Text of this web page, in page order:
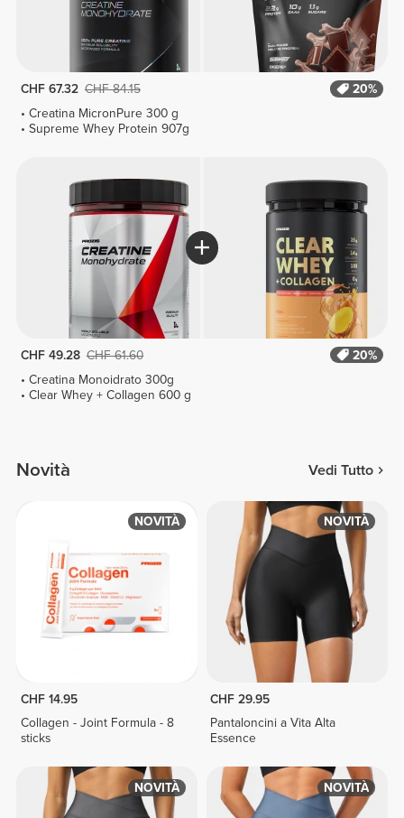
CHF 67.32 CHF 84.15
20%
Creatina MicronPure 300 g
Supreme Whey Protein 907g
CHF 49.28 CHF 61.60
20%
Creatina Monoidrato 300g
Clear Whey + Collagen 600 g
Novità Vedi Tutto
NOVITÀ
CHF 14.95
Collagen - Joint Formula - 8
sticks
NOVITÀ
CHF 29.95
Pantaloncini a Vita Alta
Essence
NOVITÀ NOVITÀ